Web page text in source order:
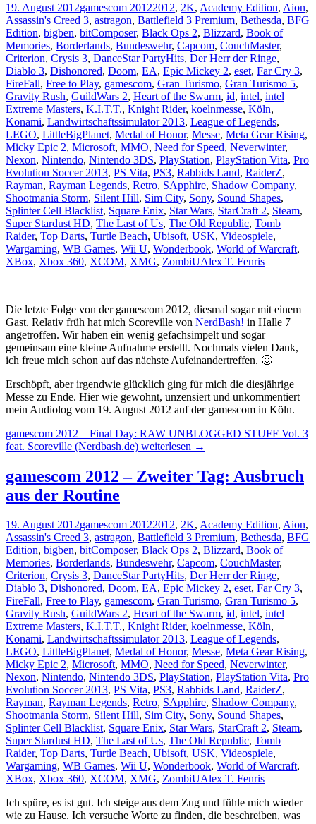
19. August 2012gamescom 20122012, 2K, Academy Edition, Aion,
Assassin's Creed 3, astragon, Battlefield 3 Premium, Bethesda, BFG
Edition, bigben, bitComposer, Black Ops 2, Blizzard, Book of
Memories, Borderlands, Bundeswehr, Capcom, CouchMaster,
Criterion, Crysis 3, DanceStar PartyHits, Der Herr der Ringe,
Diablo 3, Dishonored, Doom, EA, Epic Mickey 2, eset, Far Cry 3,
FireFall, Free to Play, gamescom, Gran Turismo, Gran Turismo 5,
Gravity Rush, GuildWars 2, Heart of the Swarm, id, intel, intel
Extreme Masters, K.I.T.T., Knight Rider, koelnmesse, Köln,
Konami, Landwirtschaftssimulator 2013, League of Legends,
LEGO, LittleBigPlanet, Medal of Honor, Messe, Meta Gear Rising,
Micky Epic 2, Microsoft, MMO, Need for Speed, Neverwinter,
Nexon, Nintendo, Nintendo 3DS, PlayStation, PlayStation Vita, Pro
Evolution Soccer 2013, PS Vita, PS3, Rabbids Land, RaiderZ,
Rayman, Rayman Legends, Retro, SApphire, Shadow Company,
Shootmania Storm, Silent Hill, Sim City, Sony, Sound Shapes,
Splinter Cell Blacklist, Square Enix, Star Wars, StarCraft 2, Steam,
Super Stardust HD, The Last of Us, The Old Republic, Tomb
Raider, Top Darts, Turtle Beach, Ubisoft, USK, Videospiele,
Wargaming, WB Games, Wii U, Wonderbook, World of Warcraft,
XBox, Xbox 360, XCOM, XMG, ZombiUAlex T. Fenris
Die letzte Folge von der gamescom 2012, diesmal sogar mit einem
Gast. Relativ früh hat mich Scoreville von NerdBash! in Halle 7
angetroffen. Wir haben ein wenig gefachsimpelt und sogar
gemeinsam eine kleine Aufnahme erstellt. Nochmals vielen Dank,
ich freue mich schon auf das nächste Aufeinandertreffen. 🙂
Erschöpft, aber irgendwie glücklich ging für mich die diesjährige
Messe zu Ende. Hier wie gewohnt, unzensiert und unkommentiert
mein Audiolog vom 19. August 2012 auf der gamescom in Köln.
gamescom 2012 – Final Day: RAW UNBLOGGED STUFF Vol. 3
feat. Scoreville (Nerdbash.de) weiterlesen →
gamescom 2012 – Zweiter Tag: Ausbruch
aus der Routine
19. August 2012gamescom 20122012, 2K, Academy Edition, Aion,
Assassin's Creed 3, astragon, Battlefield 3 Premium, Bethesda, BFG
Edition, bigben, bitComposer, Black Ops 2, Blizzard, Book of
Memories, Borderlands, Bundeswehr, Capcom, CouchMaster,
Criterion, Crysis 3, DanceStar PartyHits, Der Herr der Ringe,
Diablo 3, Dishonored, Doom, EA, Epic Mickey 2, eset, Far Cry 3,
FireFall, Free to Play, gamescom, Gran Turismo, Gran Turismo 5,
Gravity Rush, GuildWars 2, Heart of the Swarm, id, intel, intel
Extreme Masters, K.I.T.T., Knight Rider, koelnmesse, Köln,
Konami, Landwirtschaftssimulator 2013, League of Legends,
LEGO, LittleBigPlanet, Medal of Honor, Messe, Meta Gear Rising,
Micky Epic 2, Microsoft, MMO, Need for Speed, Neverwinter,
Nexon, Nintendo, Nintendo 3DS, PlayStation, PlayStation Vita, Pro
Evolution Soccer 2013, PS Vita, PS3, Rabbids Land, RaiderZ,
Rayman, Rayman Legends, Retro, SApphire, Shadow Company,
Shootmania Storm, Silent Hill, Sim City, Sony, Sound Shapes,
Splinter Cell Blacklist, Square Enix, Star Wars, StarCraft 2, Steam,
Super Stardust HD, The Last of Us, The Old Republic, Tomb
Raider, Top Darts, Turtle Beach, Ubisoft, USK, Videospiele,
Wargaming, WB Games, Wii U, Wonderbook, World of Warcraft,
XBox, Xbox 360, XCOM, XMG, ZombiUAlex T. Fenris
Ich spüre, es ist gut. Ich steige aus dem Zug und fühle mich wieder
wie zu Hause. Ich versuche Worte zu finden, die beschreiben, was